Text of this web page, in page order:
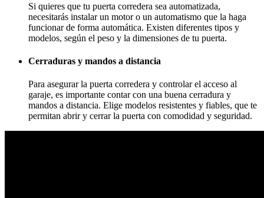
Si quieres que tu puerta corredera sea automatizada,
necesitarás instalar un motor o un automatismo que la haga
funcionar de forma automática. Existen diferentes tipos y
modelos, según el peso y la dimensiones de tu puerta.
Cerraduras y mandos a distancia
Para asegurar la puerta corredera y controlar el acceso al
garaje, es importante contar con una buena cerradura y
mandos a distancia. Elige modelos resistentes y fiables, que te
permitan abrir y cerrar la puerta con comodidad y seguridad.